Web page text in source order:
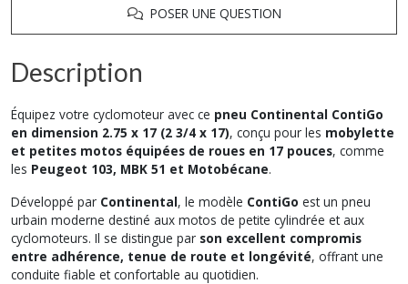
POSER UNE QUESTION
Description
Équipez votre cyclomoteur avec ce pneu Continental ContiGo
en dimension 2.75 x 17 (2 3/4 x 17), conçu pour les mobylette
et petites motos équipées de roues en 17 pouces, comme
les Peugeot 103, MBK 51 et Motobécane.
Développé par Continental, le modèle ContiGo est un pneu
urbain moderne destiné aux motos de petite cylindrée et aux
cyclomoteurs. Il se distingue par son excellent compromis
entre adhérence, tenue de route et longévité, offrant une
conduite fiable et confortable au quotidien.